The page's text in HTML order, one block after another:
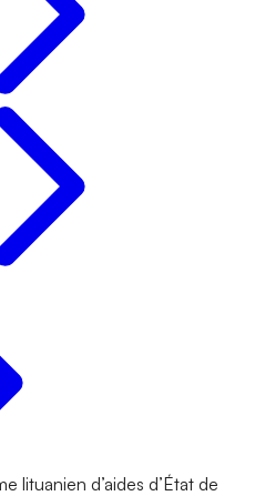
lituanien d’aides d’État de